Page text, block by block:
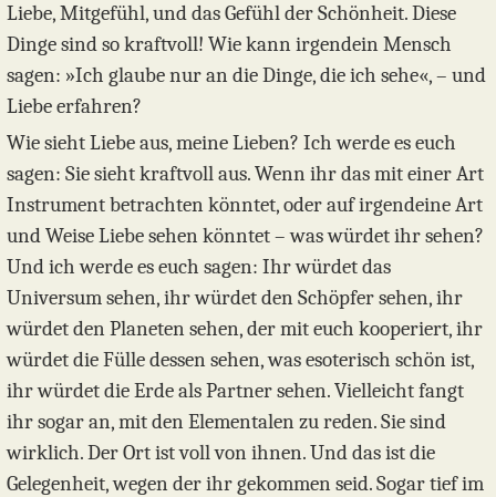
Liebe, Mitgefühl, und das Gefühl der Schönheit. Diese
Dinge sind so kraftvoll! Wie kann irgendein Mensch
sagen: »Ich glaube nur an die Dinge, die ich sehe«, – und
Liebe erfahren?
Wie sieht Liebe aus, meine Lieben? Ich werde es euch
sagen: Sie sieht kraftvoll aus. Wenn ihr das mit einer Art
Instrument betrachten könntet, oder auf irgendeine Art
und Weise Liebe sehen könntet – was würdet ihr sehen?
Und ich werde es euch sagen: Ihr würdet das
Universum sehen, ihr würdet den Schöpfer sehen, ihr
würdet den Planeten sehen, der mit euch kooperiert, ihr
würdet die Fülle dessen sehen, was esoterisch schön ist,
ihr würdet die Erde als Partner sehen. Vielleicht fangt
ihr sogar an, mit den Elementalen zu reden. Sie sind
wirklich. Der Ort ist voll von ihnen. Und das ist die
Gelegenheit, wegen der ihr gekommen seid. Sogar tief im